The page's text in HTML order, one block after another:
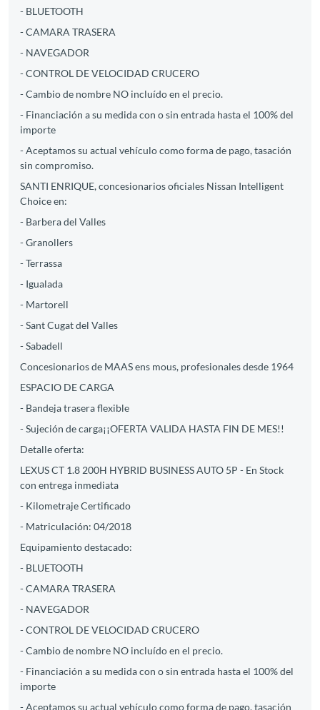
- BLUETOOTH
- CAMARA TRASERA
- NAVEGADOR
- CONTROL DE VELOCIDAD CRUCERO
- Cambio de nombre NO incluído en el precio.
- Financiación a su medida con o sin entrada hasta el 100% del
importe
- Aceptamos su actual vehículo como forma de pago, tasación
sin compromiso.
SANTI ENRIQUE, concesionarios oficiales Nissan Intelligent
Choice en:
- Barbera del Valles
- Granollers
- Terrassa
- Igualada
- Martorell
- Sant Cugat del Valles
- Sabadell
Concesionarios de MAAS ens mous, profesionales desde 1964
ESPACIO DE CARGA
- Bandeja trasera flexible
- Sujeción de carga¡¡OFERTA VALIDA HASTA FIN DE MES!!
Detalle oferta:
LEXUS CT 1.8 200H HYBRID BUSINESS AUTO 5P - En Stock
con entrega inmediata
- Kilometraje Certificado
- Matriculación: 04/2018
Equipamiento destacado:
- BLUETOOTH
- CAMARA TRASERA
- NAVEGADOR
- CONTROL DE VELOCIDAD CRUCERO
- Cambio de nombre NO incluído en el precio.
- Financiación a su medida con o sin entrada hasta el 100% del
importe
- Aceptamos su actual vehículo como forma de pago, tasación